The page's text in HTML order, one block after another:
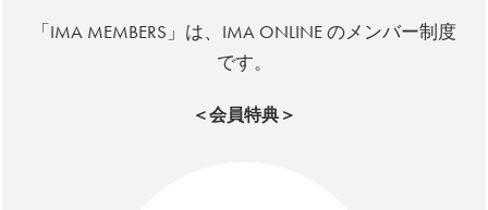
「IMA MEMBERS」は、IMA ONLINE のメンバー制度
です。
＜会員特典＞